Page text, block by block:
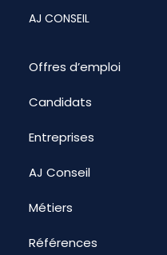
AJ CONSEIL
Offres d’emploi
Candidats
Entreprises
AJ Conseil
Métiers
Références